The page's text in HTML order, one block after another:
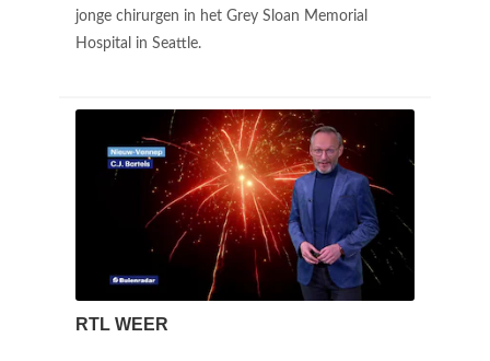
jonge chirurgen in het Grey Sloan Memorial
Hospital in Seattle.
RTL WEER